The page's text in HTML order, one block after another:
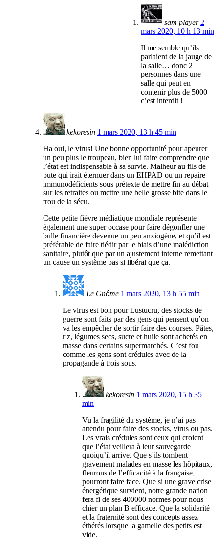
sam player 2
mars 2020, 10 h 13 min
Il me semble qu’ils
parlaient de la jauge de
la salle… donc 2
personnes dans une
salle qui peut en
contenir plus de 5000
c’est interdit !
kekoresin 1 mars 2020, 13 h 45 min
Ha oui, le virus! Une bonne opportunité pour apeurer
un peu plus le troupeau, bien lui faire comprendre que
l’état est indispensable à sa survie. Malheur au fils de
pute qui irait éternuer dans un EHPAD ou un repaire
immunodéficients sous prétexte de mettre fin au débat
sur les retraites ou mettre une belle grosse bite dans le
trou de la sécu.
Cette petite fièvre médiatique mondiale représente
également une super occase pour faire dégonfler une
bulle financière devenue un peu anxiogène, et qu’il est
préférable de faire tiédir par le biais d’une malédiction
sanitaire, plutôt que par un ajustement interne remettant
un cause un système pas si libéral que ça.
Le Gnôme 1 mars 2020, 13 h 55 min
Le virus est bon pour Lustucru, des stocks de
guerre sont faits par des gens qui pensent qu’on
va les empêcher de sortir faire des courses. Pâtes,
riz, légumes secs, sucre et huile sont achetés en
masse dans certains supermarchés. C’est fou
comme les gens sont crédules avec de la
propagande à trois sous.
kekoresin 1 mars 2020, 15 h 35
min
Vu la fragilité du système, je n’ai pas
attendu pour faire des stocks, virus ou pas.
Les vrais crédules sont ceux qui croient
que l’état veillera à leur sauvegarde
quoiqu’il arrive. Que s’ils tombent
gravement malades en masse les hôpitaux,
fleurons de l’efficacité à la française,
pourront faire face. Que si une grave crise
énergétique survient, notre grande nation
fera fi de ses 400000 normes pour nous
chier un plan B efficace. Que la solidarité
et la fraternité sont des concepts assez
éthérés lorsque la gamelle des petits est
vide.